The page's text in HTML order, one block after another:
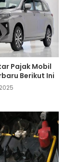
Pajak Mobil
Berikut Ini